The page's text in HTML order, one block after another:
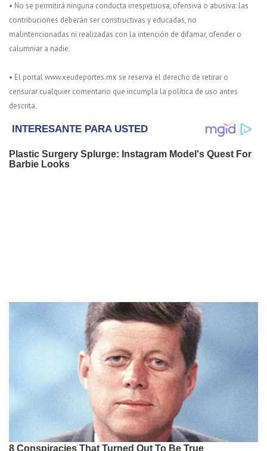
• No se permitirá ninguna conducta irrespetuosa, ofensiva o abusiva: las
contribuciones deberán ser constructivas y educadas, no
malintencionadas ni realizadas con la intención de difamar, ofender o
calumniar a nadie.
• El portal www.xeudeportes.mx se reserva el derecho de retirar o
censurar cualquier comentario que incumpla la política de uso antes
descrita.